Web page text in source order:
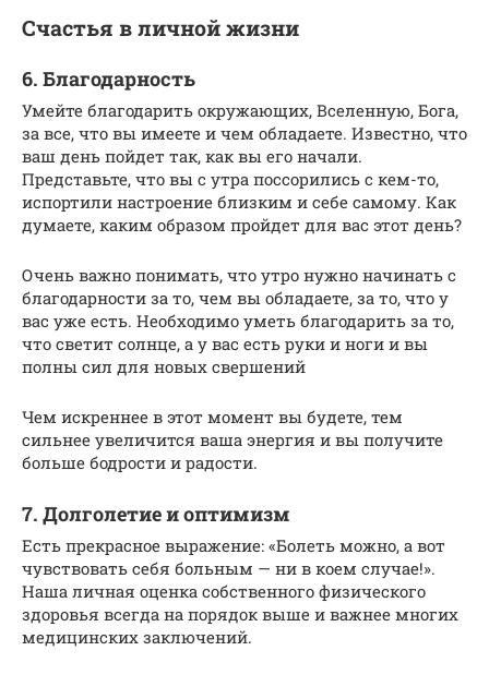
Счастья в личной жизни
6. Благодарность
Умейте благодарить окружающих, Вселенную, Бога,
за все, что вы имеете и чем обладаете. Известно, что
ваш день пойдет так, как вы его начали.
Представьте, что вы с утра поссорились с кем-то,
испортили настроение близким и себе самому. Как
думаете, каким образом пройдет для вас этот день?
Очень важно понимать, что утро нужно начинать с
благодарности за то, чем вы обладаете, за то, что у
вас уже есть. Необходимо уметь благодарить за то,
что светит солнце, а у вас есть руки и ноги и вы
полны сил для новых свершений
Чем искреннее в этот момент вы будете, тем
сильнее увеличится ваша энергия и вы получите
больше бодрости и радости.
7. Долголетие и оптимизм
Есть прекрасное выражение: «Болеть можно, а вот
чувствовать себя больным — ни в коем случае!».
Наша личная оценка собственного физического
здоровья всегда на порядок выше и важнее многих
медицинских заключений.